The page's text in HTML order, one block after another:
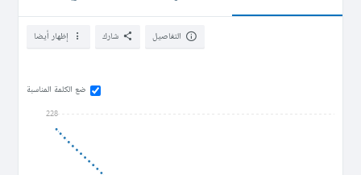
إظهار أيضا شارك التفاصيل
ضع الكلمة المناسبة
228